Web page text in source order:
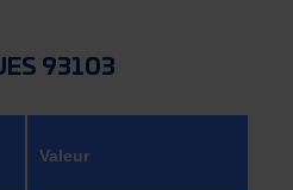
93103
Valeur